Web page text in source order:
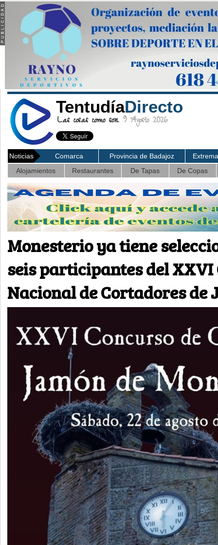
TentudíaDirecto
Las cosas como son. 9 Agosto 2026
Noticias Comarca Provincia de Badajoz
Alojamientos
Restaurantes De Tapas De Copas
Monesterio ya tiene
seis participantes del XXVI
Nacional de Cortadores de